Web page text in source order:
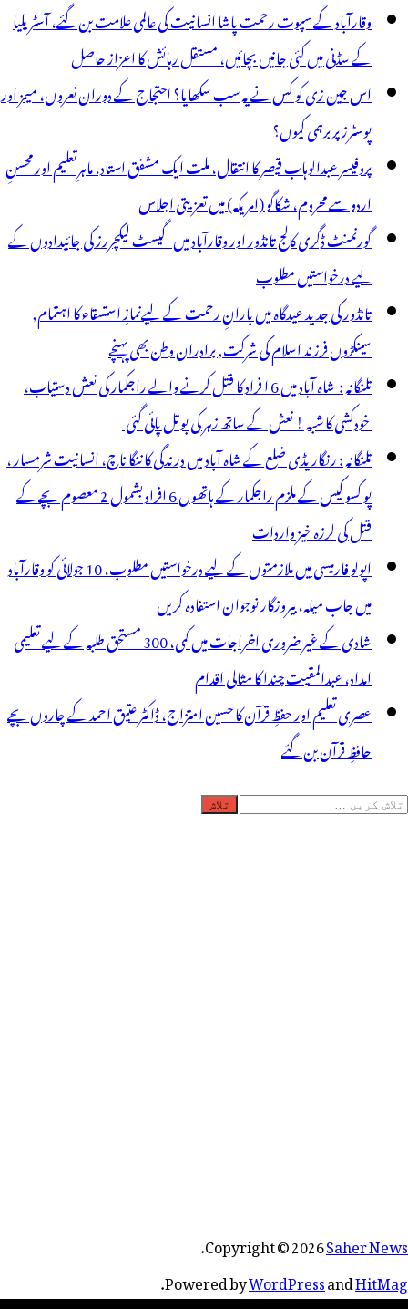
دئیے
گے:
تانڈور
اجلاس
وقارآباد کے سپوت رحمت پاشا انسانیت کی عالمی علامت بن گئے، آسٹریلیا
کے سڈنی میں کئی جانیں بچائیں، مستقل رہائش کا اعزاز حاصل
اس جین زی کو کس نے یہ سب سکھایا؟ احتجاج کے دوران نعروں، میمز اور
پوسٹرز پر برہمی کیوں؟
پروفیسر عبدالوہاب قیصر کا انتقال، ملت ایک مشفق استاد، ماہرِتعلیم اور محسنِ
اردو سے محروم، شکاگو (امریکہ) میں تعزیتی اجلاس
گورنمنٹ ڈگری کالج تانڈور اور وقارآباد میں گیسٹ لیکچررز کی جائیدادوں کے
لیے درخواستیں مطلوب
تانڈور کی جدید عیدگاہ میں بارانِ رحمت کے لیےنمازِ استسقاء کا اہتمام,
سینکڑوں فرزند اسلام کی شرکت, برادران وطن بھی پہنچے
تلنگانہ : شاہ آباد میں 6 ا فراد کا قتل کرنے والے راجکمار کی نعش دستیاب،
خودکشی کا شبہ ! نعش کے ساتھ زہر کی بوتل پائی گئی
تلنگانہ : رنگاریڈی ضلع کے شاہ آباد میں درندگی کا ننگا ناچ، انسانیت شرمسار ،
پو کسو کیس کے ملزم راجکمار کے ہاتھوں 6 افراد بشمول 2 معصوم بچے کے
قتل کی لرزہ خیز واردات
اپولو فارمیسی میں ملازمتوں کے لیے درخواستیں مطلوب، 10 جولائی کو وقارآباد
میں جاب میلہ، بیروزگار نوجوان استفادہ کریں
شادی کے غیر ضروری اخراجات میں کمی، 300 مستحق طلبہ کے لیے تعلیمی
امداد، عبدالمقیت چندا کا مثالی اقدام
عصری تعلیم اور حفظِ قرآن کا حسین امتزاج، ڈاکٹر عتیق احمد کے چاروں بچے
حافظِ قرآن بن گئے
تلاش
Copyright © 2026Saher News
.
Powered byWordPressandHitMag
.